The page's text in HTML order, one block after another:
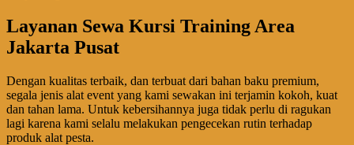
Layanan Sewa Kursi Training Area
Jakarta Pusat
Dengan kualitas terbaik, dan terbuat dari bahan baku premium,
segala jenis alat event yang kami sewakan ini terjamin kokoh, kuat
dan tahan lama. Untuk kebersihannya juga tidak perlu di ragukan
lagi karena kami selalu melakukan pengecekan rutin terhadap
produk alat pesta.